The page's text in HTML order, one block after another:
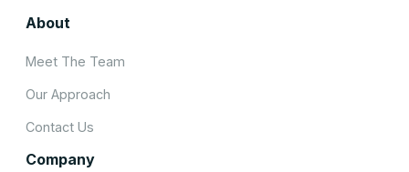
About
Meet The Team
Our Approach
Contact Us
Company